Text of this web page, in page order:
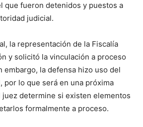
que fueron detenidos y puestos a
judicial.
la representación de la Fiscalía
y solicitó la vinculación a proceso
embargo, la defensa hizo uso del
por lo que será en una próxima
juez determine si existen elementos
formalmente a proceso.